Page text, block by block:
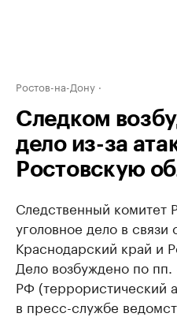
Ростов-на-Дону
Следком
дело из-за
Ростовскую
Следственный комитет
уголовное дело в связи
Краснодарский край и
Дело возбуждено по
РФ (террористический
в пресс-службе